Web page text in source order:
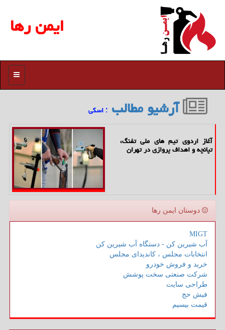
ایمن رها
منو
آرشیو مطالب : اسكی
آغاز اردوی تیم های ملی تفنگ،
تپانچه و اهداف پروازی در تهران
دوستان ایمن رها
MIGT
آب شیرین کن - دستگاه آب شیرین کن
انتخابات مجلس ، کاندیدای مجلس
خرید و فروش خودرو
شرکت صنعتی سخت پوشش
طراحی سایت
فیش حج
قیمت بیسیم